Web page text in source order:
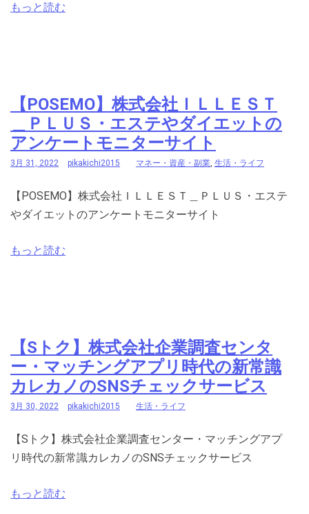
もっと読む
【POSEMO】株式会社ＩＬＬＥＳＴ
＿ＰＬＵＳ・エステやダイエットの
アンケートモニターサイト
3月 31, 2022 pikakichi2015 マネー・資産・副業, 生活・ライフ
【POSEMO】株式会社ＩＬＬＥＳＴ＿ＰＬＵＳ・エステ
やダイエットのアンケートモニターサイト
もっと読む
【Sトク】株式会社企業調査センタ
ー・マッチングアプリ時代の新常識
カレカノのSNSチェックサービス
3月 30, 2022 pikakichi2015 生活・ライフ
【Sトク】株式会社企業調査センター・マッチングアプ
リ時代の新常識カレカノのSNSチェックサービス
もっと読む